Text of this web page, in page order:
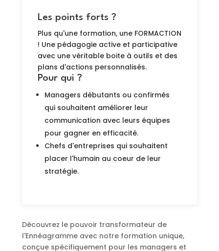
Les points forts ?
Plus qu'une formation, une FORMACTION
! Une pédagogie active et participative
avec une véritable boite à outils et des
plans d'actions personnalisés.
Pour qui ?
Managers débutants ou confirmés
qui souhaitent améliorer leur
communication avec leurs équipes
pour gagner en efficacité.
Chefs d'entreprises qui souhaitent
placer l'humain au coeur de leur
stratégie.
Découvrez le pouvoir transformateur de
l'Ennéagramme avec notre formation unique,
conçue spécifiquement pour les managers et